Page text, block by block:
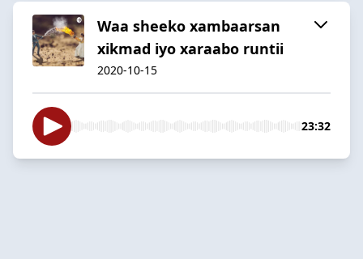
Waa sheeko xambaarsan
xikmad iyo xaraabo runtii
2020-10-15
23:32